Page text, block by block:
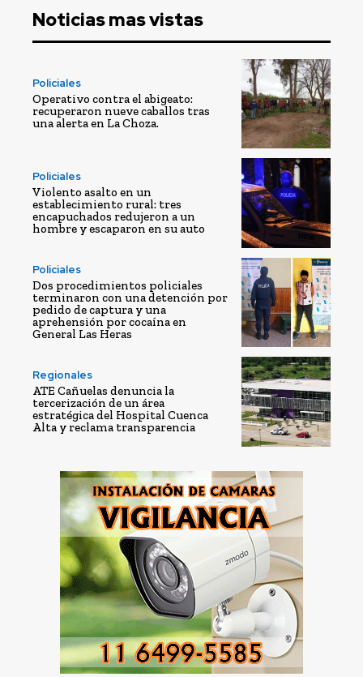
Noticias mas vistas
Policiales
Operativo contra el abigeato:
recuperaron nueve caballos tras
una alerta en La Choza.
Policiales
Violento asalto en un
establecimiento rural: tres
encapuchados redujeron a un
hombre y escaparon en su auto
Policiales
Dos procedimientos policiales
terminaron con una detención por
pedido de captura y una
aprehensión por cocaína en
General Las Heras
Regionales
ATE Cañuelas denuncia la
tercerización de un área
estratégica del Hospital Cuenca
Alta y reclama transparencia